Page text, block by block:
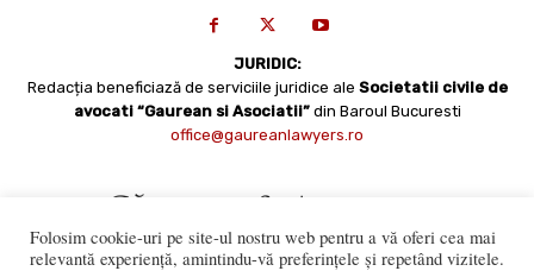
JURIDIC:
Redacția beneficiază de serviciile juridice ale Societatii civile de
avocati “Gaurean si Asociatii” din Baroul Bucuresti
office@gaureanlawyers.ro
Folosim cookie-uri pe site-ul nostru web pentru a vă oferi cea mai
relevantă experiență, amintindu-vă preferințele și repetând vizitele.